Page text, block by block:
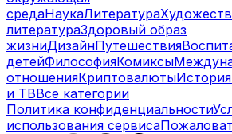
средаНаукаЛитература
литератураЗдоровый образ
жизниДизайнПутешествия
детейФилософияКомиксы
отношенияКриптовалютыИстория
и ТВВсе категории
Политика конфиденциальности
использования сервиса